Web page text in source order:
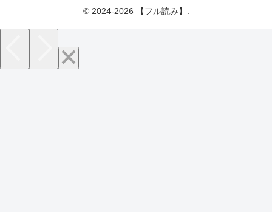
© 2024-2026 【フル読み】.